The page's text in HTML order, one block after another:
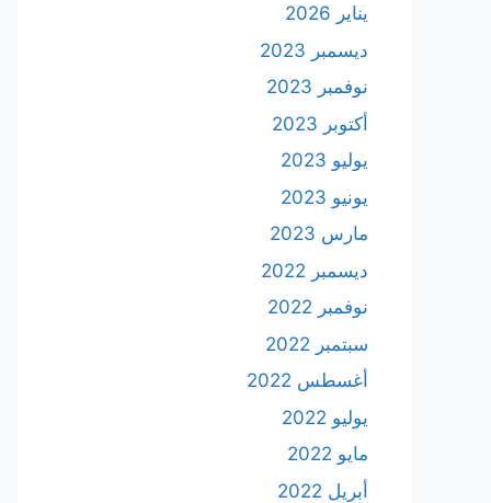
يناير 2026
ديسمبر 2023
نوفمبر 2023
أكتوبر 2023
يوليو 2023
يونيو 2023
مارس 2023
ديسمبر 2022
نوفمبر 2022
سبتمبر 2022
أغسطس 2022
يوليو 2022
مايو 2022
أبريل 2022